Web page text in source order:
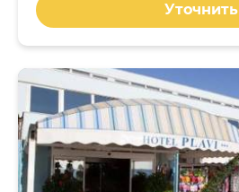
Уточнить